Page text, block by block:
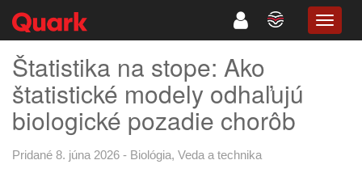
Štatistika na stope: Ako
štatistické modely odhaľujú
biologické pozadie chorôb
Pridané 8. júna 2026 - Biológia, Veda a technika